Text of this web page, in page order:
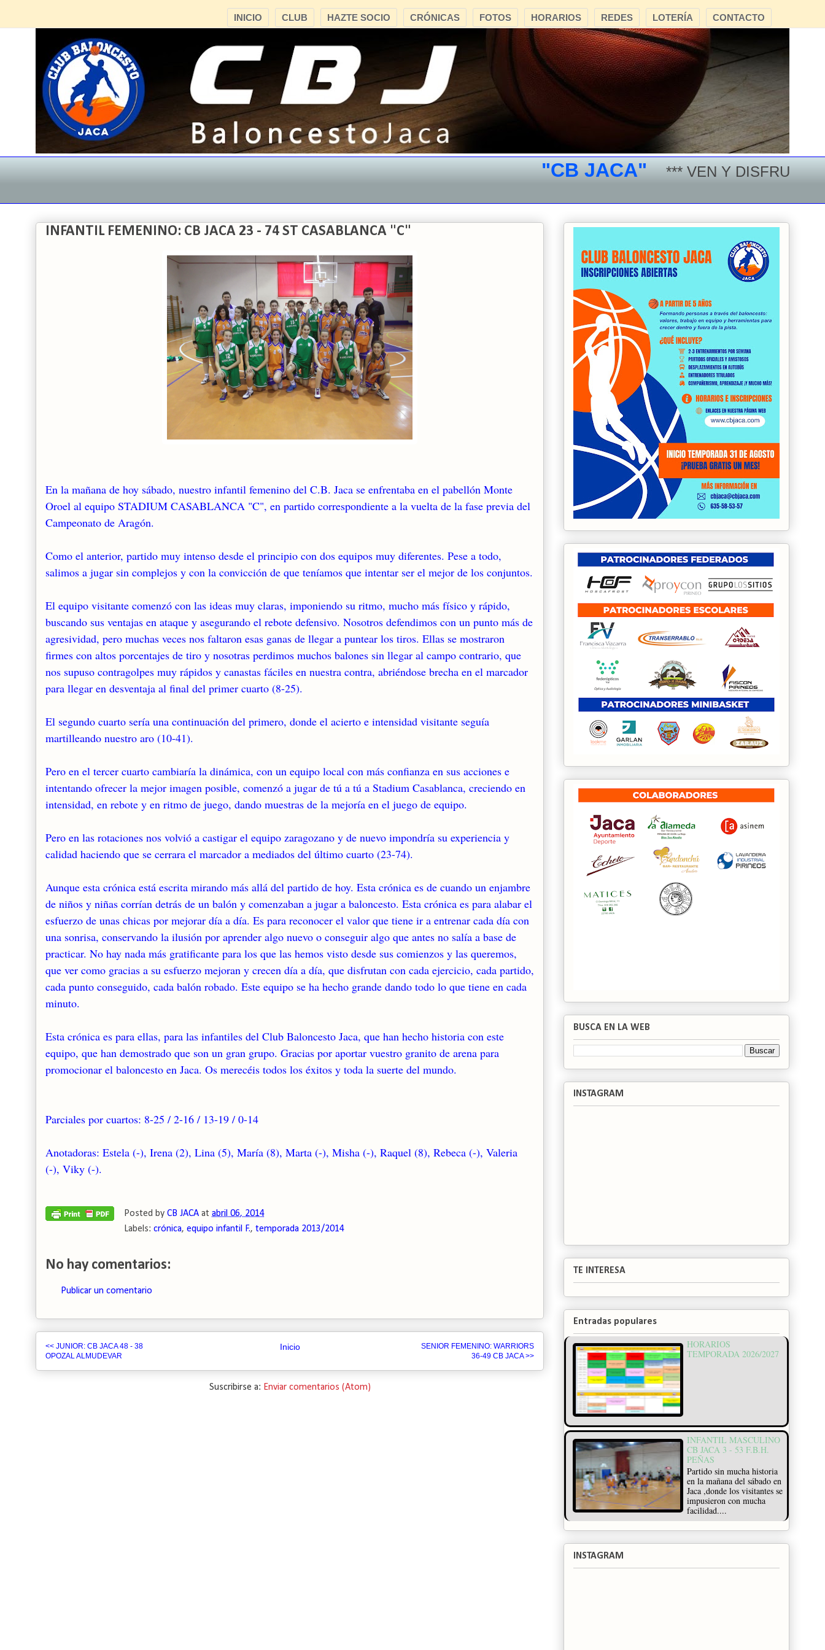
CONTACTO
LOTERÍA
REDES
HORARIOS
FOTOS
CRÓNICAS
HAZTE SOCIO
CLUB
INICIO
"CB JACA" *** VEN Y DISFRUTA DEL
INFANTIL FEMENINO: CB JACA 23 - 74 ST CASABLANCA "C"
En la mañana de hoy sábado, nuestro infantil femenino del C.B. Jaca se enfrentaba en el pabellón Monte
Oroel al equipo STADIUM CASABLANCA "C", en partido correspondiente a la vuelta de la fase previa del
Campeonato de Aragón.
Como el anterior, partido muy intenso desde el principio con dos equipos muy diferentes. Pese a todo,
salimos a jugar sin complejos y con la convicción de que teníamos que intentar ser el mejor de los conjuntos.
El equipo visitante comenzó con las ideas muy claras, imponiendo su ritmo, mucho más físico y rápido,
buscando sus ventajas en ataque y asegurando el rebote defensivo. Nosotros defendimos con un punto más de
agresividad, pero muchas veces nos faltaron esas ganas de llegar a puntear los tiros. Ellas se mostraron
firmes con altos porcentajes de tiro y nosotras perdimos muchos balones sin llegar al campo contrario, que
nos supuso contragolpes muy rápidos y canastas fáciles en nuestra contra, abriéndose brecha en el marcador
para llegar en desventaja al final del primer cuarto (8-25).
El segundo cuarto sería una continuación del primero, donde el acierto e intensidad visitante seguía
martilleando nuestro aro (10-41).
Pero en el tercer cuarto cambiaría la dinámica, con un equipo local con más confianza en sus acciones e
intentando ofrecer la mejor imagen posible, comenzó a jugar de tú a tú a Stadium Casablanca, creciendo en
intensidad, en rebote y en ritmo de juego, dando muestras de la mejoría en el juego de equipo.
Pero en las rotaciones nos volvió a castigar el equipo zaragozano y de nuevo impondría su experiencia y
calidad haciendo que se cerrara el marcador a mediados del último cuarto (23-74).
Aunque esta crónica está escrita mirando más allá del partido de hoy. Esta crónica es de cuando un enjambre
de niños y niñas corrían detrás de un balón y comenzaban a jugar a baloncesto. Esta crónica es para alabar el
esfuerzo de unas chicas por mejorar día a día. Es para reconocer el valor que tiene ir a entrenar cada día con
una sonrisa, conservando la ilusión por aprender algo nuevo o conseguir algo que antes no salía a base de
practicar. No hay nada más gratificante para los que las hemos visto desde sus comienzos y las queremos,
que ver como gracias a su esfuerzo mejoran y crecen día a día, que disfrutan con cada ejercicio, cada partido,
cada punto conseguido, cada balón robado. Este equipo se ha hecho grande dando todo lo que tiene en cada
minuto.
Esta crónica es para ellas, para las infantiles del Club Baloncesto Jaca, que han hecho historia con este
equipo, que han demostrado que son un gran grupo. Gracias por aportar vuestro granito de arena para
promocionar el baloncesto en Jaca. Os merecéis todos los éxitos y toda la suerte del mundo.
Parciales por cuartos: 8-25 / 2-16 / 13-19 / 0-14
Anotadoras: Estela (-), Irena (2), Lina (5), María (8), Marta (-), Misha (-), Raquel (8), Rebeca (-), Valeria
(-), Viky (-).
Posted by CB JACA at abril 06, 2014
Labels: crónica, equipo infantil F., temporada 2013/2014
No hay comentarios:
Publicar un comentario
<< JUNIOR: CB JACA 48 - 38
OPOZAL ALMUDEVAR
SENIOR FEMENINO: WARRIORS
36-49 CB JACA >>
Inicio
Suscribirse a: Enviar comentarios (Atom)
BUSCA EN LA WEB
INSTAGRAM
TE INTERESA
Entradas populares
HORARIOS
TEMPORADA 2026/2027
INFANTIL MASCULINO
CB JACA 3 - 53 F.B.H.
PEÑAS
Partido sin mucha historia
en la mañana del sábado en
Jaca ,donde los visitantes se
impusieron con mucha
facilidad....
INSTAGRAM